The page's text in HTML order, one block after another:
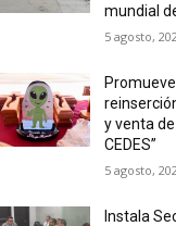
mundial
5 agosto,
y venta
CEDES”
5 agosto,
Instala